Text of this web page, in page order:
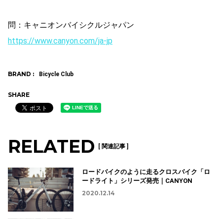
問：キャニオンバイシクルジャパン
https://www.canyon.com/ja-jp
BRAND : Bicycle Club
SHARE
RELATED [ 関連記事 ]
ロードバイクのように走るクロスバイク「ロ
ードライト」シリーズ発売｜CANYON
2020.12.14